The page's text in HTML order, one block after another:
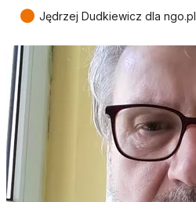
● Jędrzej Dudkiewicz dla ngo.pl